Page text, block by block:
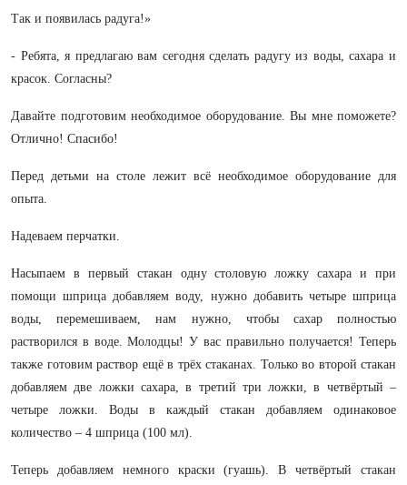
Так и появилась радуга!»
- Ребята, я предлагаю вам сегодня сделать радугу из воды, сахара и
красок. Согласны?
Давайте подготовим необходимое оборудование. Вы мне поможете?
Отлично! Спасибо!
Перед детьми на столе лежит всё необходимое оборудование для
опыта.
Надеваем перчатки.
Насыпаем в первый стакан одну столовую ложку сахара и при
помощи шприца добавляем воду, нужно добавить четыре шприца
воды, перемешиваем, нам нужно, чтобы сахар полностью
растворился в воде. Молодцы! У вас правильно получается! Теперь
также готовим раствор ещё в трёх стаканах. Только во второй стакан
добавляем две ложки сахара, в третий три ложки, в четвёртый –
четыре ложки. Воды в каждый стакан добавляем одинаковое
количество – 4 шприца (100 мл).
Теперь добавляем немного краски (гуашь). В четвёртый стакан